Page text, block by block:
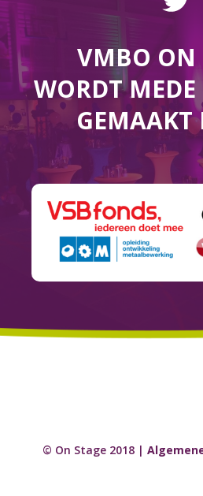
VMBO ON
WORDT
GEMAAKT
© On Stage 2018 |